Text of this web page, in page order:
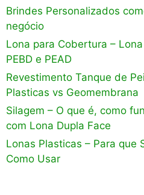
Brindes Personalizados
negócio
Lona para Cobertura –
PEBD e PEAD
Revestimento Tanque de
Plasticas vs Geomembrana
Silagem – O que é, como
com Lona Dupla Face
Lonas Plasticas – Para que
Como Usar